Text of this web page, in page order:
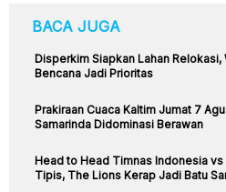
BACA JUGA
Disperkim Siapkan Lahan Relokasi,
Bencana Jadi Prioritas
Prakiraan Cuaca Kaltim Jumat 7
Samarinda Didominasi Berawan
Head to Head Timnas Indonesia vs
Tipis, The Lions Kerap Jadi Batu